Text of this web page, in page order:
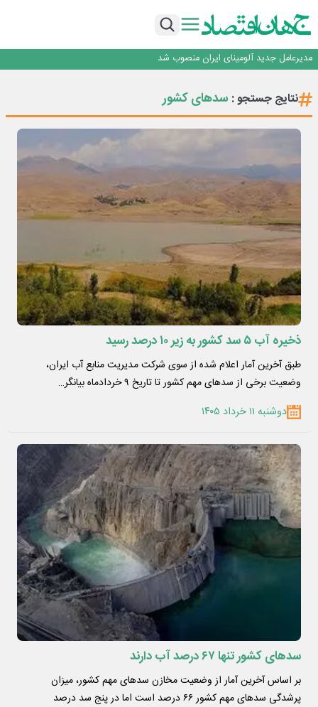
بازگشت فرش ماشینی به اصفهان پس از هفت سال؛ دو نمایشگاه تخصصی در شهر
مدیرعامل جدید آلومینای ایران منصوب شد
رونمایی فولاد غدیر نی ریز از سامانه ی « آقای پولاد»
بازگشت فرش ماشینی به اصفهان پس از هفت سال؛ دو نمایشگاه تخصصی در شهر
نتایج جستجو : سدهای کشور
ذخیره آب ۵ سد کشور به زیر ۱۰ درصد رسید
طبق آخرین آمار اعلام شده از سوی شرکت مدیریت منابع آب ایران،
وضعیت برخی از سدهای مهم کشور تا تاریخ ۹ خردادماه بیانگر…
دوشنبه ۱۱ خرداد ۱۴۰۵
سدهای کشور تنها ۶۷ درصد آب دارند
بر اساس آخرین آمار از وضعیت مخازن سدهای مهم کشور، میزان
پرشدگی سدهای مهم کشور ۶۶ درصد است اما در پنج سد درصد